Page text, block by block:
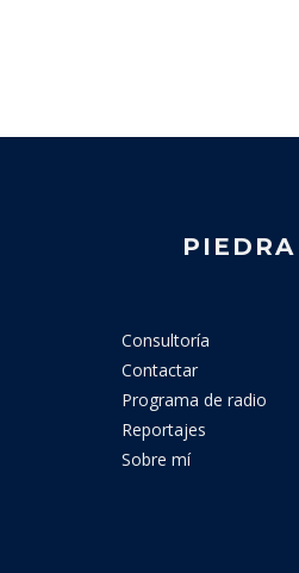
Consultoría
Contactar
Programa de radio
Reportajes
Sobre mí